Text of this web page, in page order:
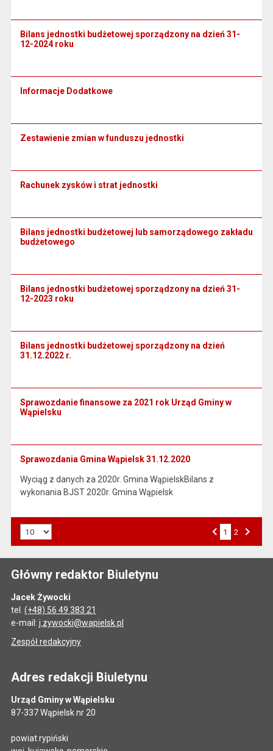
Bilans jednostki budżetowej sporządzony na dzień 31-
12-2024 roku
Informacje Dodatkowe
Zestawienie zmian w funduszu jednostki
Rachunek zysków i strat jednostki
Bilans jednostki budżetowej lub samorządowego zakładu
budżetowego
Bilans jednostki budżetowej sporządzony na dzień 31-
12-2023 roku
Bilans jednostki budżetowej sporządzony na dzień
31.12.2022 r.
Sprawozdanie finansowe za 2021 rok Urząd Gminy w
Wąpielsku
Sprawozdania Gmina Wąpielsk 31.12.2020
Wyciąg z danych za 2020r. Gmina WąpielskBilans z
wykonania BJST 2020r. Gmina Wąpielsk
1 2
Główny redaktor Biuletynu
Jacek Żywocki
tel. (+48) 56 49 383 21
e-mail: j.zywocki@wapielsk.pl
Zespół redakcyjny
Adres redakcji Biuletynu
Urząd Gminy w Wąpielsku
87-337 Wąpielsk nr 20
powiat rypiński